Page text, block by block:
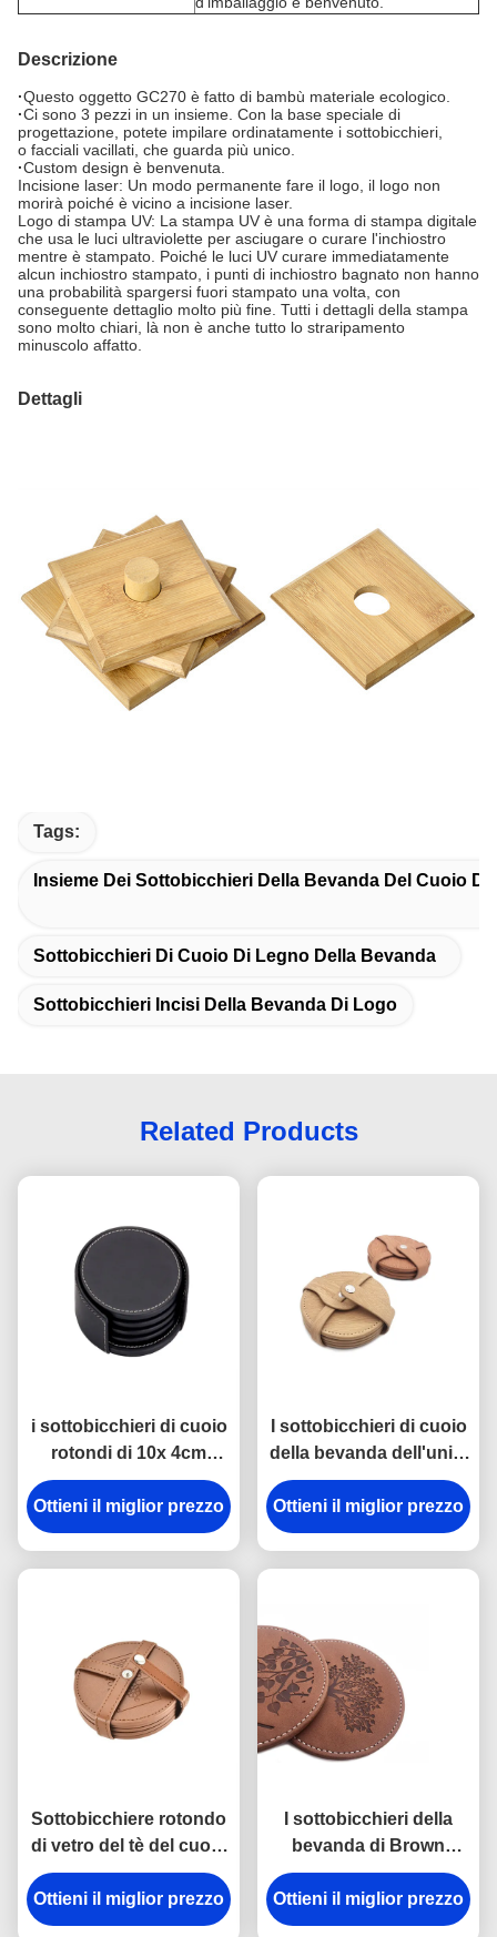
Descrizione
·Questo oggetto GC270 è fatto di bambù materiale ecologico.
·Ci sono 3 pezzi in un insieme. Con la base speciale di
progettazione, potete impilare ordinatamente i sottobicchieri,
o facciali vacillati, che guarda più unico.
·Custom design è benvenuta.
Incisione laser: Un modo permanente fare il logo, il logo non
morirà poiché è vicino a incisione laser.
Logo di stampa UV: La stampa UV è una forma di stampa digitale
che usa le luci ultraviolette per asciugare o curare l'inchiostro
mentre è stampato. Poiché le luci UV curare immediatamente
alcun inchiostro stampato, i punti di inchiostro bagnato non hanno
una probabilità spargersi fuori stampato una volta, con
conseguente dettaglio molto più fine. Tutti i dettagli della stampa
sono molto chiari, là non è anche tutto lo straripamento
minuscolo affatto.
Dettagli
Tags:
Insieme Dei Sottobicchieri Della Bevanda Del Cuoio
Sottobicchieri Di Cuoio Di Legno Della Bevanda
Sottobicchieri Incisi Della Bevanda Di Logo
Related Products
i sottobicchieri di cuoio
rotondi di 10x 4cm
hanno personalizzato i
sottobicchieri della
bevanda del nero della
Ottieni il miglior prezzo
I sottobicchieri di cuoio
della bevanda dell'unità
di elaborazione hanno
fissato il colore di
Pantone per le tazze ed i
Ottieni il miglior prezzo
Sottobicchiere rotondo
di vetro del tè del cuoio
del velluto dei
sottobicchieri della
bevanda di Imega
Ottieni il miglior prezzo
I sottobicchieri della
bevanda di Brown
hanno fissato il logo
inciso sottobicchieri di
vetro rotondi di cuoio
Ottieni il miglior prezzo